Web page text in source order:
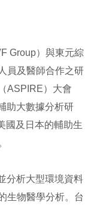
Group）與東元綜
員及醫師合作之研
ASPIRE）大會
助大數據分析研
國及日本的輔助生
分析大型環境資料
生物醫學分析。台